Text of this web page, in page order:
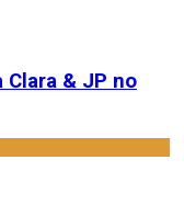
Clara & JP no